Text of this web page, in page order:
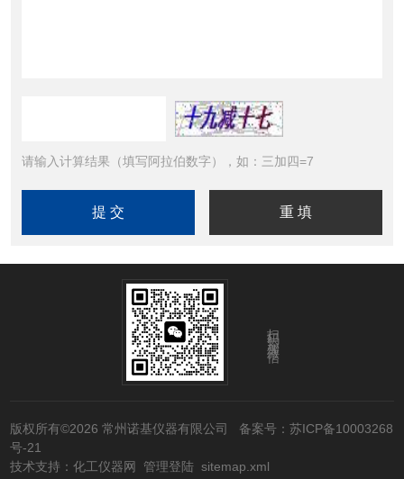
请输入计算结果（填写阿拉伯数字），如：三加四=7
扫码添加微信
版权所有©2026 常州诺基仪器有限公司 备案号：苏ICP备10003268
号-21
技术支持：化工仪器网 管理登陆 sitemap.xml